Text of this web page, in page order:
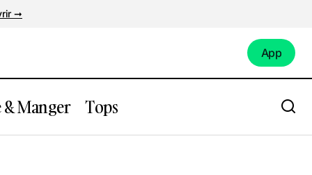
➞
App
Manger Tops